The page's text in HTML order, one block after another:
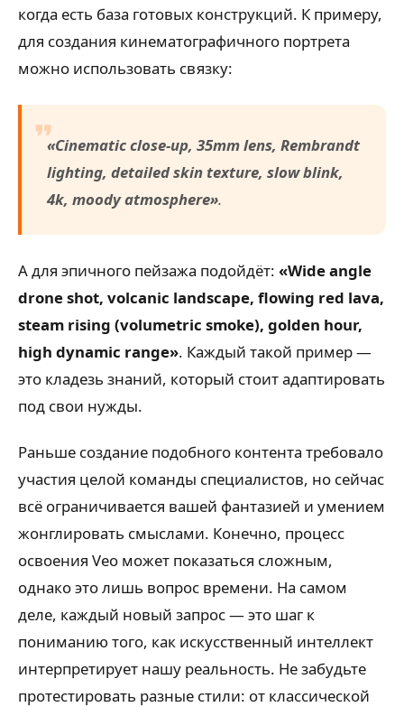
когда есть база готовых конструкций. К примеру,
для создания кинематографичного портрета
можно использовать связку:
«Cinematic close-up, 35mm lens, Rembrandt
lighting, detailed skin texture, slow blink,
4k, moody atmosphere».
А для эпичного пейзажа подойдёт: «Wide angle
drone shot, volcanic landscape, flowing red lava,
steam rising (volumetric smoke), golden hour,
high dynamic range». Каждый такой пример —
это кладезь знаний, который стоит адаптировать
под свои нужды.
Раньше создание подобного контента требовало
участия целой команды специалистов, но сейчас
всё ограничивается вашей фантазией и умением
жонглировать смыслами. Конечно, процесс
освоения Veo может показаться сложным,
однако это лишь вопрос времени. На самом
деле, каждый новый запрос — это шаг к
пониманию того, как искусственный интеллект
интерпретирует нашу реальность. Не забудьте
протестировать разные стили: от классической